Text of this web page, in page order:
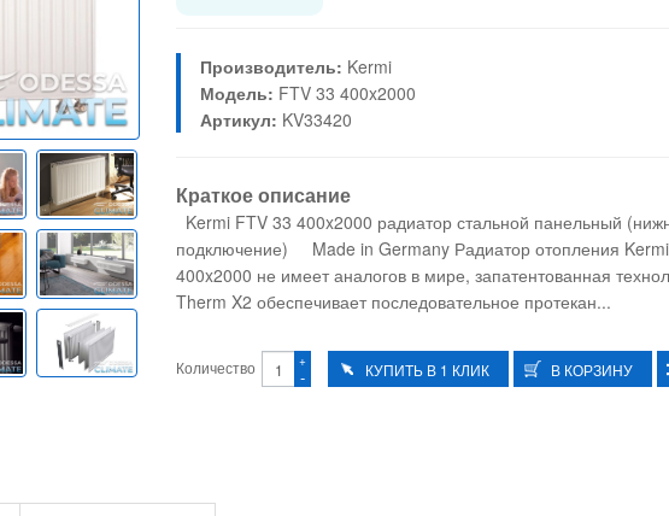
Производитель: Kermi
Модель: FTV 33 400x2000
Артикул: KV33420
Краткое описание
Kermi FTV 33 400x2000 радиатор стальной панельный
подключение) Made in Germany Радиатор отопления
400x2000 не имеет аналогов в мире, запатентованная
Therm X2 обеспечивает последовательное протекан...
Количество -
+